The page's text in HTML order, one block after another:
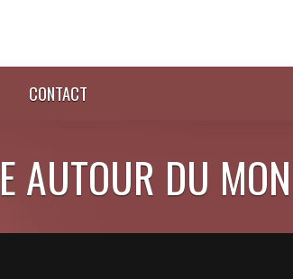
CONTACT
AUTOUR DU